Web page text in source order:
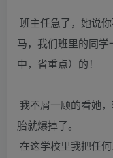
班主任急了，她说
马，我们班里的同
中，省重点）的！
我不屑一顾的看她
胎就爆掉了。
在这学校里我把任